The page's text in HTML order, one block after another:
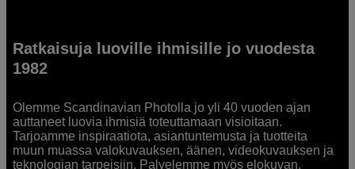
Ratkaisuja luoville ihmisille jo vuodesta
1982
Olemme Scandinavian Photolla jo yli 40 vuoden ajan
auttaneet luovia ihmisiä toteuttamaan visioitaan.
Tarjoamme inspiraatiota, asiantuntemusta ja tuotteita
muun muassa valokuvauksen, äänen, videokuvauksen ja
teknologian tarpeisiin. Palvelemme myös elokuvan,